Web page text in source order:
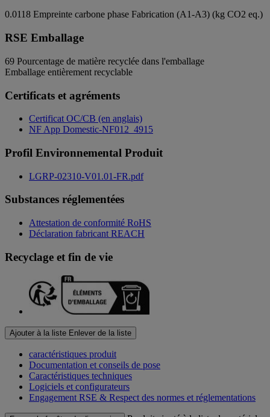
0.0118 Empreinte carbone phase Fabrication (A1-A3) (kg CO2 eq.)
RSE Emballage
69 Pourcentage de matière recyclée dans l'emballage
Emballage entièrement recyclable
Certificats et agréments
Certificat OC/CB (en anglais)
NF App Domestic-NF012_4915
Profil Environnemental Produit
LGRP-02310-V01.01-FR.pdf
Substances réglementées
Attestation de conformité RoHS
Déclaration fabricant REACH
Recyclage et fin de vie
Ajouter à la liste Enlever de la liste
caractéristiques produit
Documentation et conseils de pose
Caractéristiques techniques
Logiciels et configurateurs
Engagement RSE & Respect des normes et réglementations